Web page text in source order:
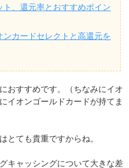
、還元率とおすすめポイン
カードセレクトと高還元を
おすすめです。（ちなみにイオ
イオンゴールドカードが持てま
とても貴重ですからね。
キャッシングについて大きな差